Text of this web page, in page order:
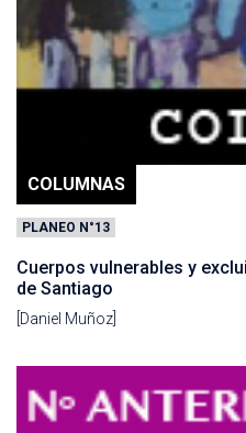
COLUMNAS
PLANEO N°13
Cuerpos vulnerables y
de Santiago
[Daniel Muñoz]